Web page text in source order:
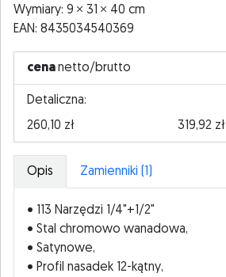
Wymiary: 9
31
40 cm
EAN: 8435034540369
cenanetto/brutto
Detaliczna:
260,10 zł
319,92 zł
Opis Zamienniki (1)
• 113 Narzędzi 1/4"+1/2"
• Stal chromowo wanadowa,
• Satynowe,
• Profil nasadek 12-kątny,